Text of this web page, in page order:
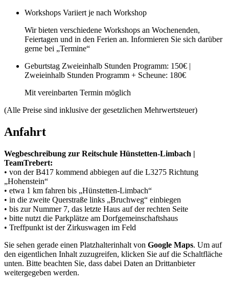
Workshops Variiert je nach Workshop
Wir bieten verschiedene Workshops an Wochenenden,
Feiertagen und in den Ferien an. Informieren Sie sich darüber
gerne bei „Termine“
Geburtstag Zweieinhalb Stunden Programm: 150€ |
Zweieinhalb Stunden Programm + Scheune: 180€
Mit vereinbarten Termin möglich
(Alle Preise sind inklusive der gesetzlichen Mehrwertsteuer)
Anfahrt
Wegbeschreibung zur Reitschule Hünstetten-Limbach |
TeamTrebert:
• von der B417 kommend abbiegen auf die L3275 Richtung
„Hohenstein“
• etwa 1 km fahren bis „Hünstetten-Limbach“
• in die zweite Querstraße links „Bruchweg“ einbiegen
• bis zur Nummer 7, das letzte Haus auf der rechten Seite
• bitte nutzt die Parkplätze am Dorfgemeinschaftshaus
• Treffpunkt ist der Zirkuswagen im Feld
Sie sehen gerade einen Platzhalterinhalt von Google Maps. Um auf
den eigentlichen Inhalt zuzugreifen, klicken Sie auf die Schaltfläche
unten. Bitte beachten Sie, dass dabei Daten an Drittanbieter
weitergegeben werden.